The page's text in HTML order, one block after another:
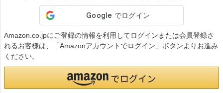
Amazon.co.jpにご登録の情報を利用してログインまたは会員登録さ
れるお客様は、「Amazonアカウントでログイン」ボタンよりお進み
ください。